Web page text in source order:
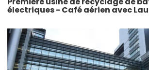
électriques - Café aérien avec